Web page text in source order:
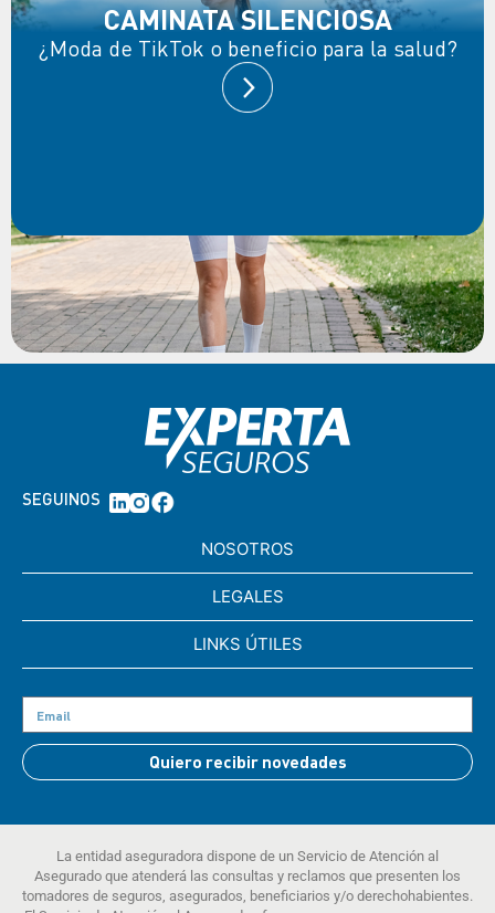
CAMINATA SILENCIOSA
¿Moda de TikTok o beneficio para la salud?
SEGUINOS
NOSOTROS
LEGALES
LINKS ÚTILES
Quiero recibir novedades
La entidad aseguradora dispone de un Servicio de Atención al
Asegurado que atenderá las consultas y reclamos que presenten los
tomadores de seguros, asegurados, beneficiarios y/o derechohabientes.